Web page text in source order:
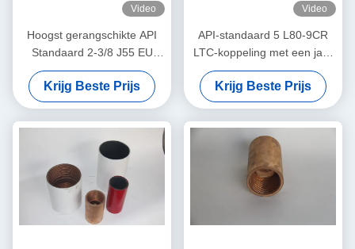
Video
Hoogst gerangschikte API
Standaard 2-3/8 J55 EU
Koppeling voor Olieveld
Fabriekslevering Uit China
Nieuwe Staat Gecertificeerd
door API 5CT
Krijg Beste Prijs
Video
API-standaard 5 L80-9CR
LTC-koppeling met een jaar
garantie gereed voor
spotlevering
Krijg Beste Prijs